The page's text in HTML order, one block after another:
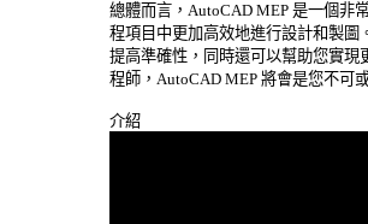
總體而言，AutoCAD MEP 是一個非
程項目中更加高效地進行設計和製
提高準確性，同時還可以幫助您實
程師，AutoCAD MEP 將會是您不可